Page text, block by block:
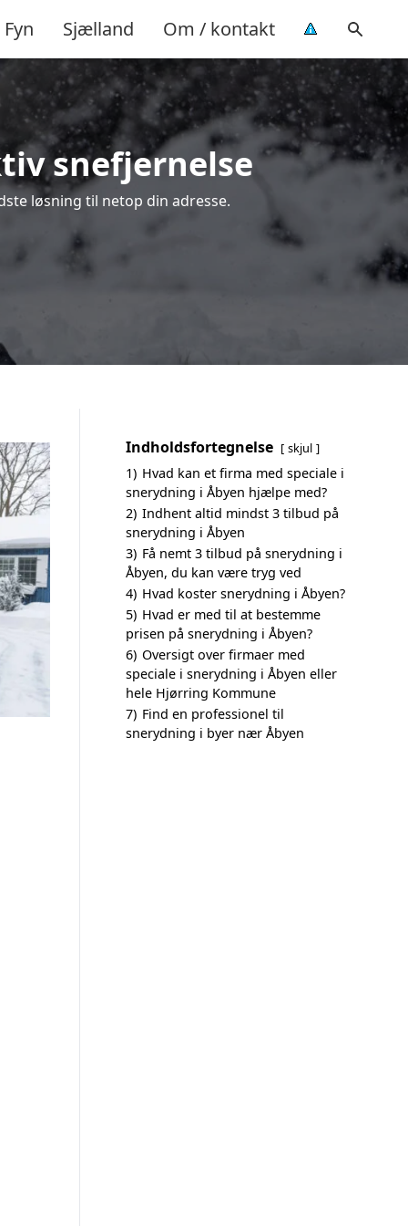
Fyn Sjælland Om / kontakt
snefjernelse
løsning til netop din adresse.
Indholdsfortegnelse skjul
1) Hvad kan et firma med speciale i
snerydning i Åbyen hjælpe med?
2) Indhent altid mindst 3 tilbud på
snerydning i Åbyen
3) Få nemt 3 tilbud på snerydning i
Åbyen, du kan være tryg ved
4) Hvad koster snerydning i Åbyen?
5) Hvad er med til at bestemme
prisen på snerydning i Åbyen?
6) Oversigt over firmaer med
speciale i snerydning i Åbyen eller
hele Hjørring Kommune
7) Find en professionel til
snerydning i byer nær Åbyen